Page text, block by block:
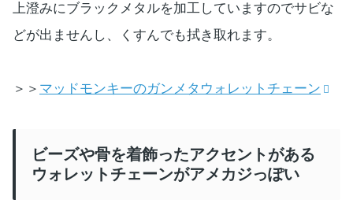
上澄みにブラックメタルを加工していますのでサビな
どが出ませんし、くすんでも拭き取れます。
＞＞ マッドモンキーのガンメタウォレットチェーン
ビーズや骨を着飾ったアクセントがある
ウォレットチェーンがアメカジっぽい